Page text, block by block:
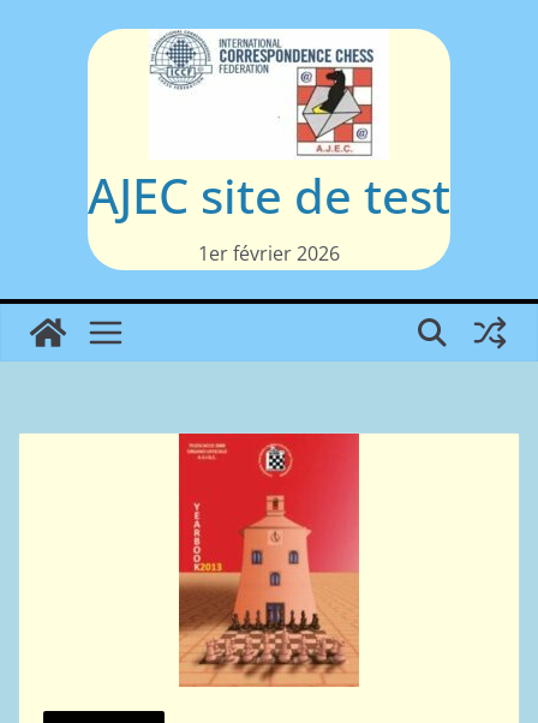
AJEC site de test
1er février 2026